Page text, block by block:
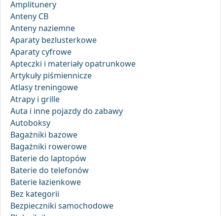
Amplitunery
Anteny CB
Anteny naziemne
Aparaty bezlusterkowe
Aparaty cyfrowe
Apteczki i materiały opatrunkowe
Artykuły piśmiennicze
Atlasy treningowe
Atrapy i grille
Auta i inne pojazdy do zabawy
Autoboksy
Bagażniki bazowe
Bagażniki rowerowe
Baterie do laptopów
Baterie do telefonów
Baterie łazienkowe
Bez kategorii
Bezpieczniki samochodowe